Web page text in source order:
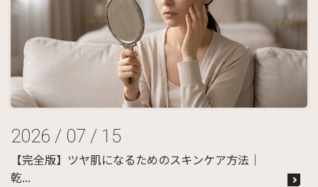
2026 / 07 / 15
【完全版】ツヤ肌になるためのスキンケア方法｜
乾...